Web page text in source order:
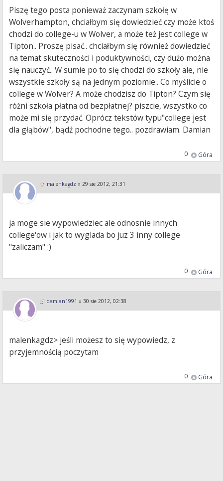
Piszę tego posta ponieważ zaczynam szkołę w
Wolverhampton, chciałbym się dowiedzieć czy może ktoś
chodzi do college-u w Wolver, a może też jest college w
Tipton.. Proszę pisać.. chciałbym się również dowiedzieć
na temat skuteczności i poduktywności, czy dużo można
się nauczyć.. W sumie po to się chodzi do szkoły ale, nie
wszystkie szkoły są na jednym poziomie.. Co myślicie o
college w Wolver? A może chodzisz do Tipton? Czym się
różni szkoła płatna od bezpłatnej? piszcie, wszystko co
może mi się przydać. Oprócz tekstów typu"college jest
dla głąbów", bądź pochodne tego.. pozdrawiam. Damian
Góra
0
malenkagdz » 29 sie 2012, 21:31
ja moge sie wypowiedziec ale odnosnie innych
college'ow i jak to wyglada bo juz 3 inny college
"zaliczam" :)
Góra
0
damian1991 » 30 sie 2012, 02:38
malenkagdz> jeśli możesz to się wypowiedz, z
przyjemnością poczytam
Góra
0